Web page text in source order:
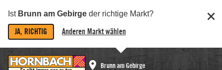
Ist Brunn am Gebirge der richtige Markt?
JA, RICHTIG Anderen Markt wählen
Brunn am Gebirge